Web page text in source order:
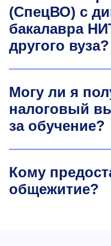
(СпецВО) с
бакалавра
другого вуза?
Могу ли я
налоговый
за обучение?
Кому
общежитие?